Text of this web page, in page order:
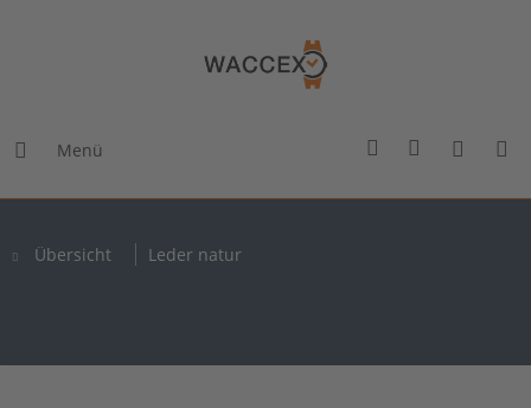
Menü
Übersicht Leder natur